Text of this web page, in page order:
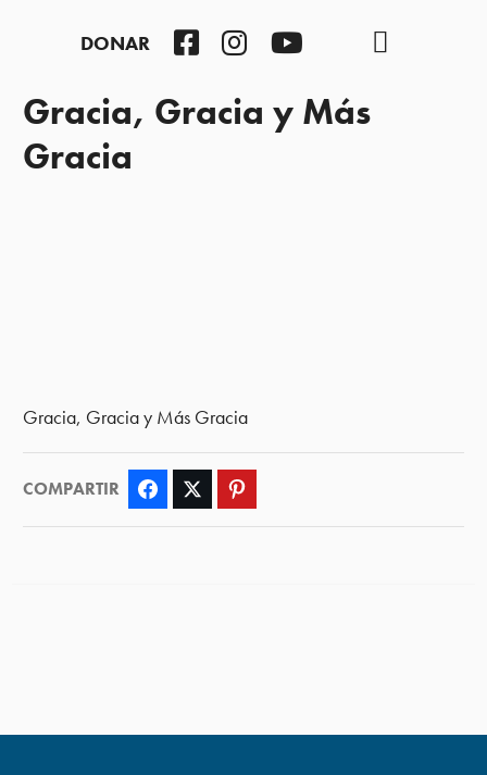
DONAR FacebookInstagramYouTube
Gracia, Gracia y Más
Gracia
Gracia, Gracia y Más Gracia
COMPARTIR Facebook Twitter